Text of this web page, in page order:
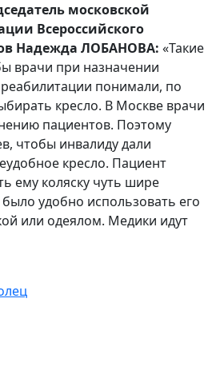
московской
Всероссийского
Надежда ЛОБАНОВА: «Такие
врачи при назначении
реабилитации понимали, по
кресло. В Москве врачи
пациентов. Поэтому
чтобы инвалиду дали
кресло. Пациент
ему коляску чуть шире
удобно использовать его
или одеялом. Медики идут